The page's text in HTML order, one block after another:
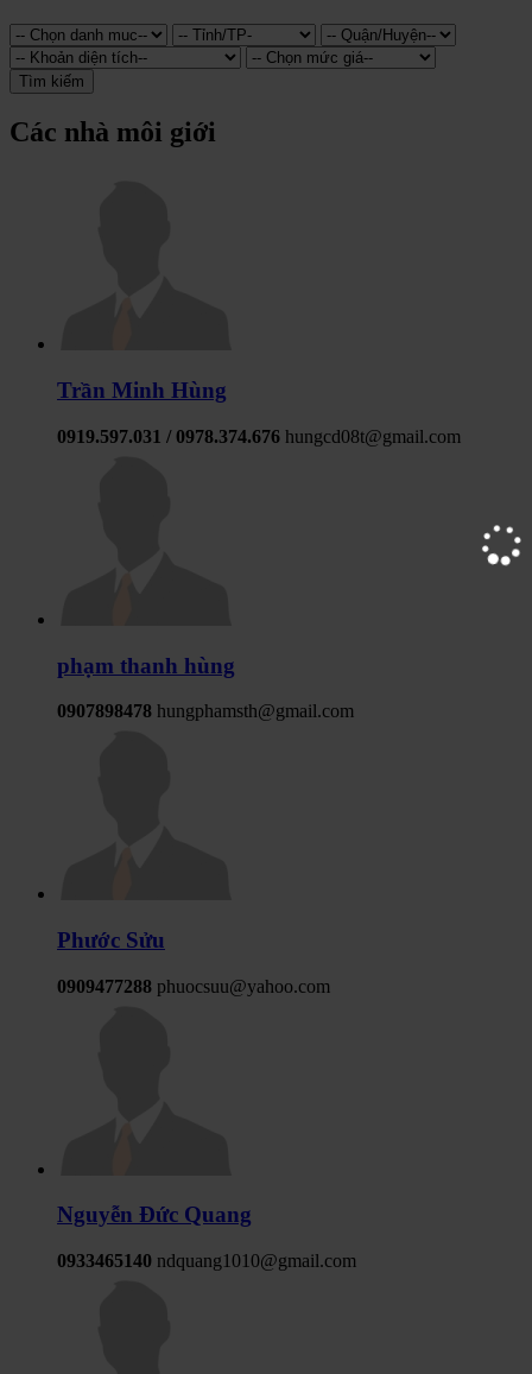
Tìm kiếm
Các nhà môi giới
Trần Minh Hùng
0919.597.031 / 0978.374.676 hungcd08t@gmail.com
phạm thanh hùng
0907898478 hungphamsth@gmail.com
Phước Sửu
0909477288 phuocsuu@yahoo.com
Nguyễn Đức Quang
0933465140 ndquang1010@gmail.com